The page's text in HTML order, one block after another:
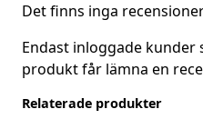
Det finns inga
Endast inloggade kunder
produkt får lämna en
Relaterade produkter